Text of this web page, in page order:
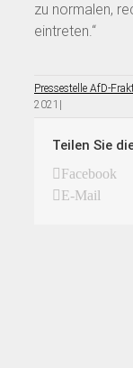
zu normalen,
eintreten.“
Pressestelle AfD-
2021 |
Teilen Sie
Facebook
E-Mail